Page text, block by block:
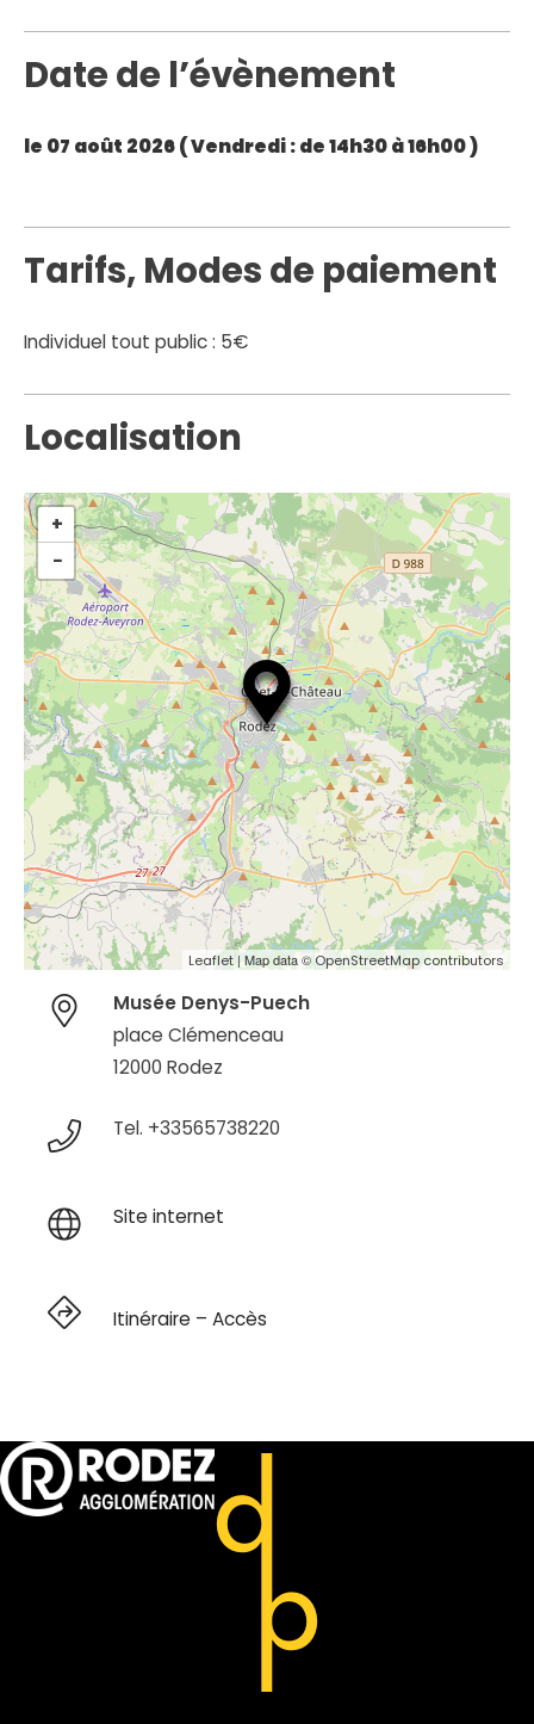
Date de l’évènement
le 07 août 2026 (Vendredi: de 14h30 à 16h00 )
Tarifs, Modes de paiement
Individuel tout public : 5€
Localisation
+
−
Leaflet | Map data ©OpenStreetMap contributors
Musée Denys-Puech
place Clémenceau
12000 Rodez
Tel. +33565738220
Site internet
Itinéraire – Accès